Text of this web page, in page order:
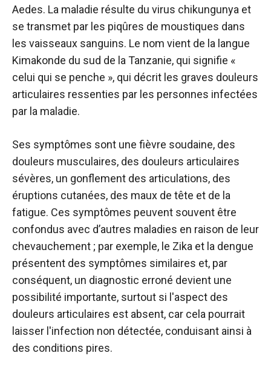
Aedes. La maladie résulte du virus chikungunya et
se transmet par les piqûres de moustiques dans
les vaisseaux sanguins. Le nom vient de la langue
Kimakonde du sud de la Tanzanie, qui signifie «
celui qui se penche », qui décrit les graves douleurs
articulaires ressenties par les personnes infectées
par la maladie.
Ses symptômes sont une fièvre soudaine, des
douleurs musculaires, des douleurs articulaires
sévères, un gonflement des articulations, des
éruptions cutanées, des maux de tête et de la
fatigue. Ces symptômes peuvent souvent être
confondus avec d’autres maladies en raison de leur
chevauchement ; par exemple, le Zika et la dengue
présentent des symptômes similaires et, par
conséquent, un diagnostic erroné devient une
possibilité importante, surtout si l'aspect des
douleurs articulaires est absent, car cela pourrait
laisser l'infection non détectée, conduisant ainsi à
des conditions pires.